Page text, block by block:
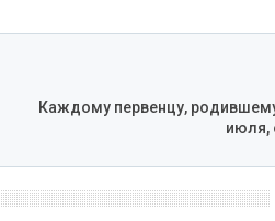
Каждому первенцу,
июля,